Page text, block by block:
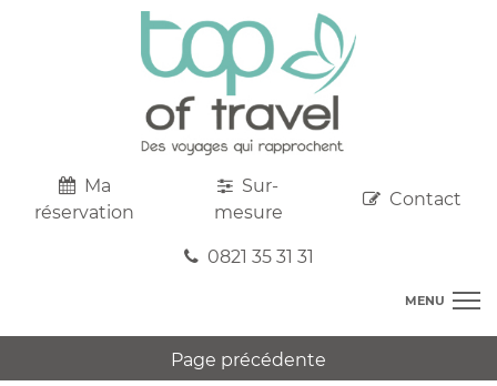
Ma
réservation
Sur-
mesure
Contact
0821 35 31 31
MENU
DESTINATIONS
AU DEPART DE CHEZ VOUS
Page précédente